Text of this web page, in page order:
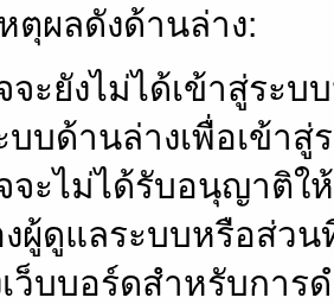
ตุผลดังด้านล่าง:
ะยังไม่ได้เข้าสู่ระบ
บบด้านล่างเพื่อเข้า
ะไม่ได้รับอนุญาติใ
ผู้ดูแลระบบหรือส่ว
ว็บบอร์ดสำหรับการ